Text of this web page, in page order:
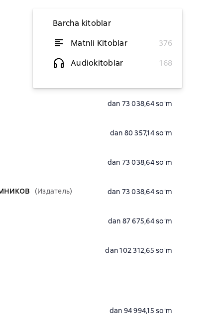
Barcha kitoblar
Matnli Kitoblar
376
Audiokitoblar
168
dan 73 038,64 soʻm
dan 73 038,64 soʻm
dan 80 357,14 soʻm
dan 73 038,64 soʻm
(Издатель)
dan 73 038,64 soʻm
dan 87 675,64 soʻm
dan 102 312,65 soʻm
dan 94 994,15 soʻm